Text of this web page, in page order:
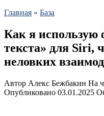
Главная » База
Как я
текста» для Siri,
неловких
Автор Алекс Бежбакин На
Опубликовано 03.01.2025